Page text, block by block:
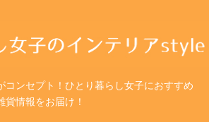
コンセプト！ひとり暮らし女子におすすめ
情報をお届け！